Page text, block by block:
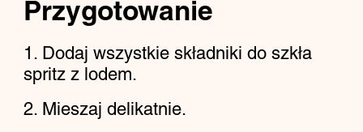
Przygotowanie
Dodaj wszystkie składniki do szkła
spritz z lodem.
Mieszaj delikatnie.